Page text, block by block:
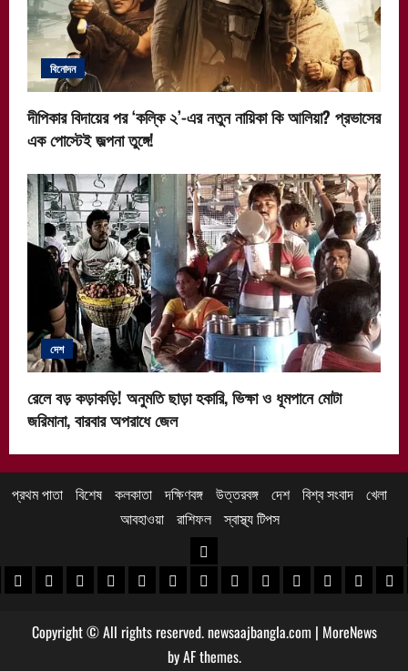
বিনোদন
দীপিকার বিদায়ের পর ‘কল্কি ২’-এর নতুন নায়িকা কি আলিয়া? প্রভাসের
এক পোস্টেই জল্পনা তুঙ্গে!
দেশ
রেলে বড় কড়াকড়ি! অনুমতি ছাড়া হকারি, ভিক্ষা ও ধূমপানে মোটা
জরিমানা, বারবার অপরাধে জেল
প্রথম পাতা বিশেষ কলকাতা দক্ষিণবঙ্গ উত্তরবঙ্গ দেশ বিশ্ব সংবাদ খেলা
আবহাওয়া
রাশিফল স্বাস্থ্য টিপস
খবর
খবর
পুরুলিয়া খবর
বাঁকুড়া খবরপশ্চিম বর্ধমান খবর
পূর্ব বর্ধমান খবর
বীরভূম খবরমুর্শিদাবাদ খবর
উত্তরবঙ্গ
কোচবিহার নিউজ
আলিপুরদুয়ার খবর
জলপাইগুড়ি খবর
শিলিগুড়ি খবর
উত্তরদক্ষিণ
Copyright © All rights reserved. newsaajbangla.com | MoreNews
by AF themes.